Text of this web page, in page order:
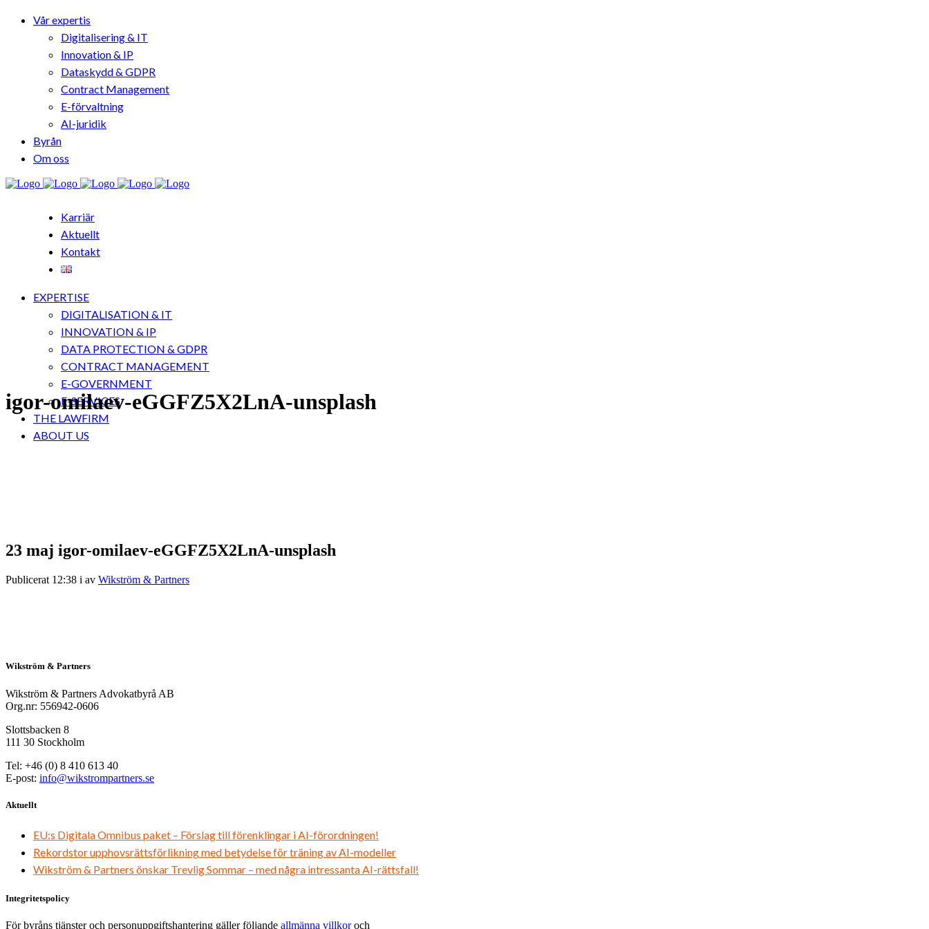
Vår expertis
Digitalisering & IT
Innovation & IP
Dataskydd & GDPR
Contract Management
E-förvaltning
AI-juridik
Byrån
Om oss
Karriär
Aktuellt
Kontakt
EXPERTISE
DIGITALISATION & IT
INNOVATION & IP
DATA PROTECTION & GDPR
CONTRACT MANAGEMENT
E-GOVERNMENT
E-SERVICES
THE LAWFIRM
ABOUT US
igor-omilaev-eGGFZ5X2LnA-unsplash
23 maj igor-omilaev-eGGFZ5X2LnA-unsplash
Publicerat 12:38 i av Wikström & Partners
Wikström & Partners
Wikström & Partners Advokatbyrå AB
Org.nr: 556942-0606
Slottsbacken 8
111 30 Stockholm
Tel: +46 (0) 8 410 613 40
E-post: info@wikstrompartners.se
Aktuellt
EU:s Digitala Omnibus paket – Förslag till förenklingar i AI-förordningen!
Rekordstor upphovsrättsförlikning med betydelse för träning av AI-modeller
Wikström & Partners önskar Trevlig Sommar – med några intressanta AI-rättsfall!
Integritetspolicy
För byråns tjänster och personuppgiftshantering gäller följande allmänna villkoroch